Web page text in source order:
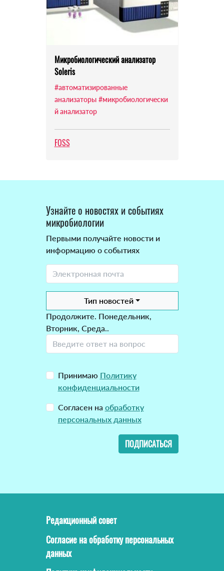
Микробиологический анализатор
Soleris
#автоматизированные
анализаторы #микробиологически
й анализатор
FOSS
Узнайте о новостях и событиях
микробиологии
Первыми получайте новости и
информацию о событиях
Тип новостей
Продолжите. Понедельник,
Вторник, Среда..
Принимаю Политику
конфиденциальности
Согласен на обработку
персональных данных
ПОДПИСАТЬСЯ
Редакционный совет
Согласие на обработку персональных
данных